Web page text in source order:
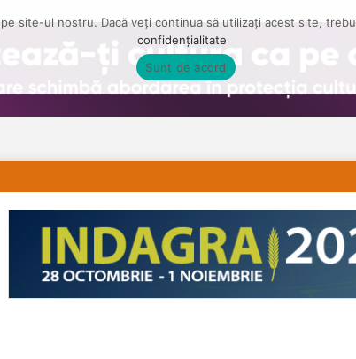
site-ul nostru. Dacă veți continua să utilizați acest site,
confidențialitate
Sunt de acord